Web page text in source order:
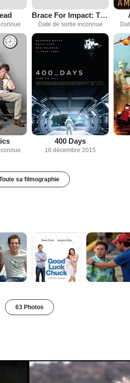
Brace For Impact: The Dane Cook Story
Date de sortie inconnue
400 Days
16 décembre 2015
sa filmographie
63 Photos